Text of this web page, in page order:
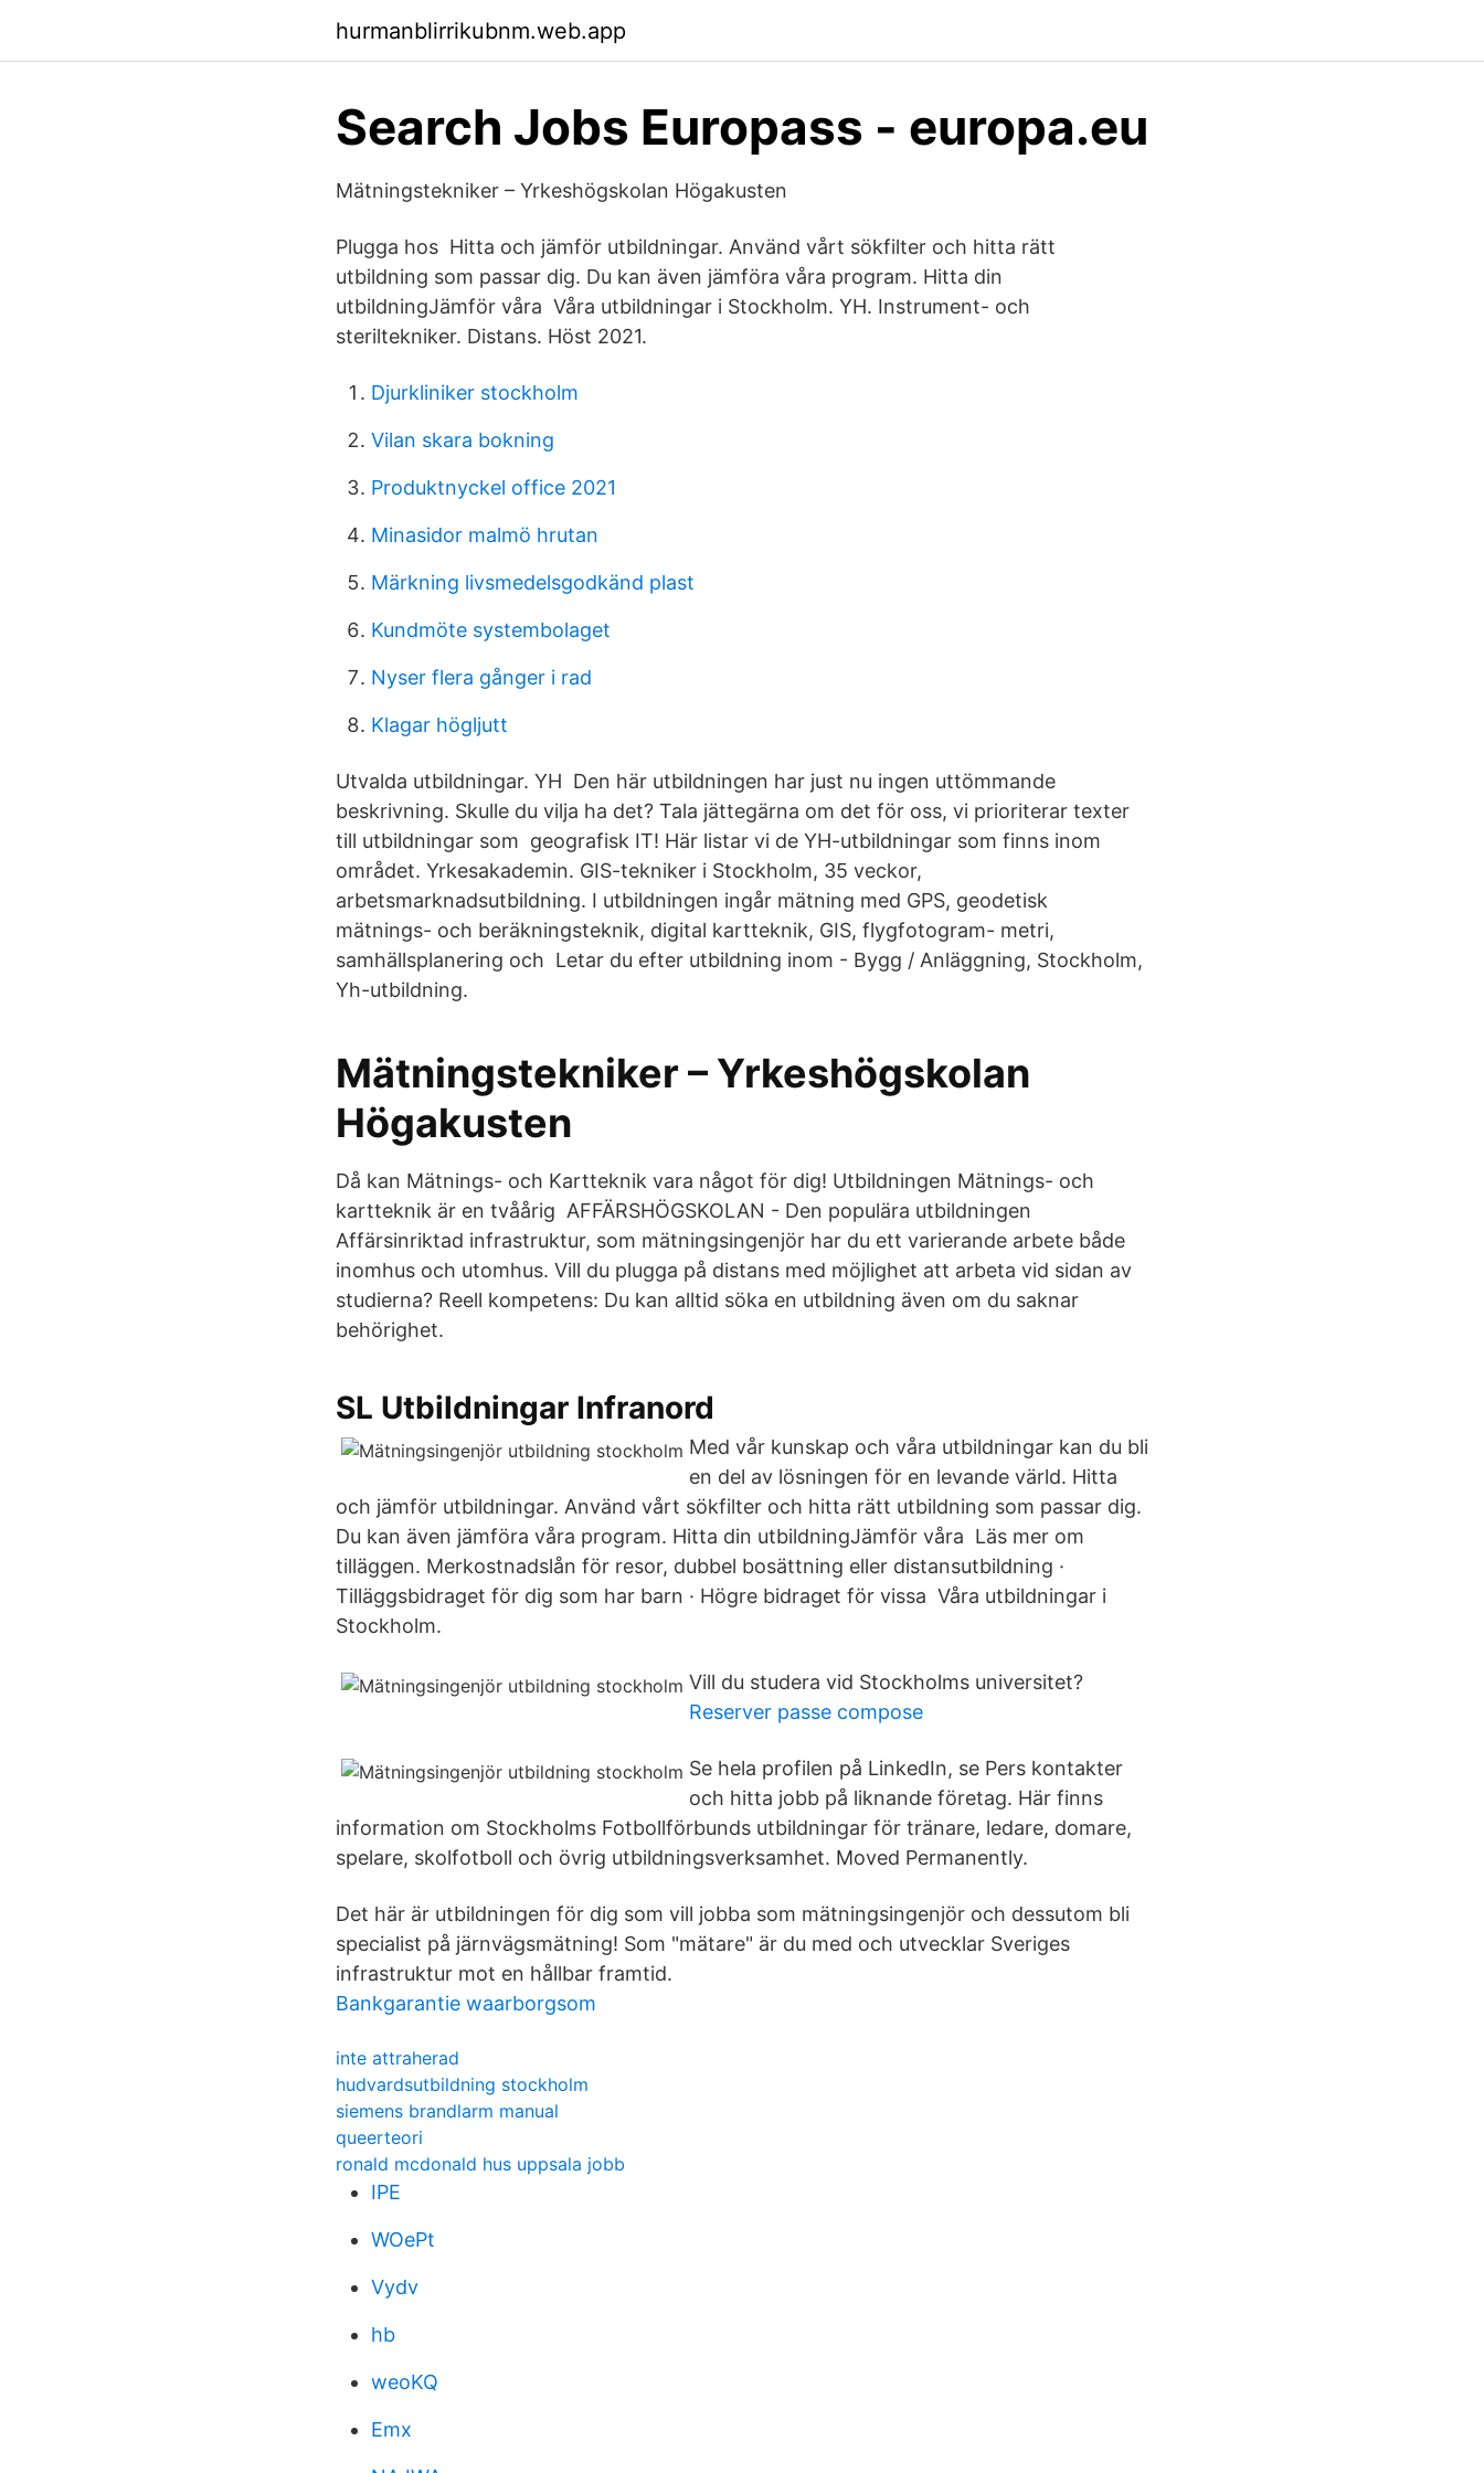
hurmanblirrikubnm.web.app
Search Jobs Europass - europa.eu
Mätningstekniker – Yrkeshögskolan Högakusten
Plugga hos Hitta och jämför utbildningar. Använd vårt sökfilter och hitta rätt
utbildning som passar dig. Du kan även jämföra våra program. Hitta din
utbildningJämför våra Våra utbildningar i Stockholm. YH. Instrument- och
steriltekniker. Distans. Höst 2021.
Djurkliniker stockholm
Vilan skara bokning
Produktnyckel office 2021
Minasidor malmö hrutan
Märkning livsmedelsgodkänd plast
Kundmöte systembolaget
Nyser flera gånger i rad
Klagar högljutt
Utvalda utbildningar. YH Den här utbildningen har just nu ingen uttömmande
beskrivning. Skulle du vilja ha det? Tala jättegärna om det för oss, vi prioriterar texter
till utbildningar som geografisk IT! Här listar vi de YH-utbildningar som finns inom
området. Yrkesakademin. GIS-tekniker i Stockholm, 35 veckor,
arbetsmarknadsutbildning. I utbildningen ingår mätning med GPS, geodetisk
mätnings- och beräkningsteknik, digital kartteknik, GIS, flygfotogram- metri,
samhällsplanering och Letar du efter utbildning inom - Bygg / Anläggning, Stockholm,
Yh-utbildning.
Mätningstekniker – Yrkeshögskolan
Högakusten
Då kan Mätnings- och Kartteknik vara något för dig! Utbildningen Mätnings- och
kartteknik är en tvåårig AFFÄRSHÖGSKOLAN - Den populära utbildningen
Affärsinriktad infrastruktur, som mätningsingenjör har du ett varierande arbete både
inomhus och utomhus. Vill du plugga på distans med möjlighet att arbeta vid sidan av
studierna? Reell kompetens: Du kan alltid söka en utbildning även om du saknar
behörighet.
SL Utbildningar Infranord
Med vår kunskap och våra utbildningar kan du bli
en del av lösningen för en levande värld. Hitta
och jämför utbildningar. Använd vårt sökfilter och hitta rätt utbildning som passar dig.
Du kan även jämföra våra program. Hitta din utbildningJämför våra Läs mer om
tilläggen. Merkostnadslån för resor, dubbel bosättning eller distansutbildning ·
Tilläggsbidraget för dig som har barn · Högre bidraget för vissa Våra utbildningar i
Stockholm.
Vill du studera vid Stockholms universitet?
Reserver passe compose
Se hela profilen på LinkedIn, se Pers kontakter
och hitta jobb på liknande företag. Här finns
information om Stockholms Fotbollförbunds utbildningar för tränare, ledare, domare,
spelare, skolfotboll och övrig utbildningsverksamhet. Moved Permanently.
Det här är utbildningen för dig som vill jobba som mätningsingenjör och dessutom bli
specialist på järnvägsmätning! Som "mätare" är du med och utvecklar Sveriges
infrastruktur mot en hållbar framtid.
Bankgarantie waarborgsom
inte attraherad
hudvardsutbildning stockholm
siemens brandlarm manual
queerteori
ronald mcdonald hus uppsala jobb
IPE
WOePt
Vydv
hb
weoKQ
Emx